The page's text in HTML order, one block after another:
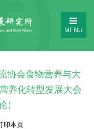
MENU
协会食物营养与大
养化转型发展大会
）